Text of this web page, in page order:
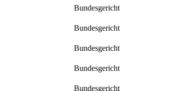
Bundesgericht
Bundesgericht
Bundesgericht
Bundesgericht
Bundesgericht